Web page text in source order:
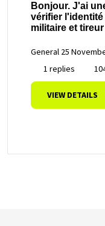
Bonjour. J'ai
vérifier
militaire et
General 25
1 replies
VIEW DETAILS